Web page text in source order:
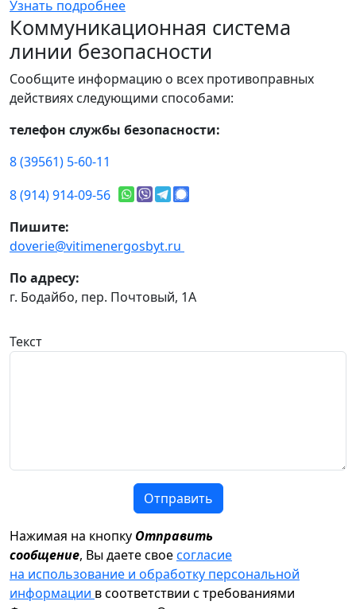
Узнать подробнее
Коммуникационная система
линии безопасности
Сообщите информацию о всех противоправных
действиях следующими способами:
телефон службы безопасности:
8 (39561) 5-60-11
8 (914) 914-09-56
Пишите:
doverie@vitimenergosbyt.ru
По адресу:
г. Бодайбо, пер. Почтовый, 1А
Текст
Отправить
Нажимая на кнопку Отправить
сообщение, Вы даете своесогласие
на использование и обработку персональной
информации в соответствии с требованиями